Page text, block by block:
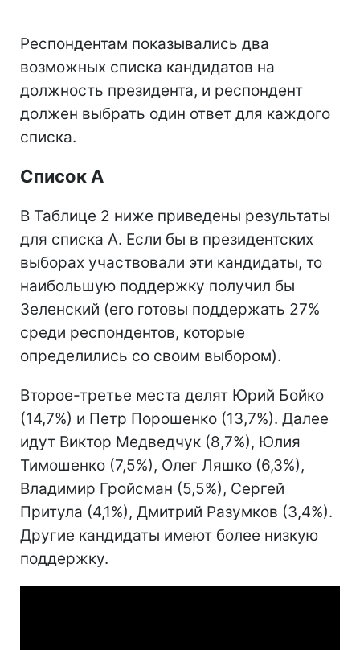
Респондентам показывались два
возможных списка кандидатов на
должность президента, и респондент
должен выбрать один ответ для каждого
списка.
Список А
В Таблице 2 ниже приведены результаты
для списка А. Если бы в президентских
выборах участвовали эти кандидаты, то
наибольшую поддержку получил бы
Зеленский (его готовы поддержать 27%
среди респондентов, которые
определились со своим выбором).
Второе-третье места делят Юрий Бойко
(14,7%) и Петр Порошенко (13,7%). Далее
идут Виктор Медведчук (8,7%), Юлия
Тимошенко (7,5%), Олег Ляшко (6,3%),
Владимир Гройсман (5,5%), Сергей
Притула (4,1%), Дмитрий Разумков (3,4%).
Другие кандидаты имеют более низкую
поддержку.